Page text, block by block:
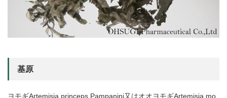
基原
ヨモギArtemisia princeps Pampanini又はオオヨモギArtemisia mo